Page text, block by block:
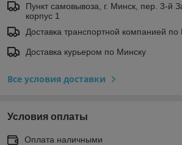
Пункт самовывоза, г. Минск, пер. 3-й
корпус 1
Доставка транспортной компанией по
Доставка курьером по Минску
Все условия доставки
Условия оплаты
Оплата наличными